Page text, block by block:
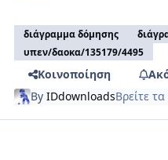
διάγραμμα δόμησης
υπεν/δαοκα/135179/4495
Κοινοποίηση
ByIDdownloadsΒρείτε